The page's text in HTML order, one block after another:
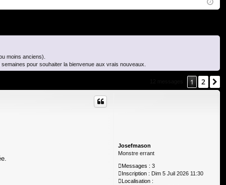
cri
moins anciens).
pour souhaiter la bienvenue aux vrais nouveaux.
1 2
Josefmason
Monstre errant
Messages : 3
Inscription : Dim 5 Juil 2026 11:30
Localisation :